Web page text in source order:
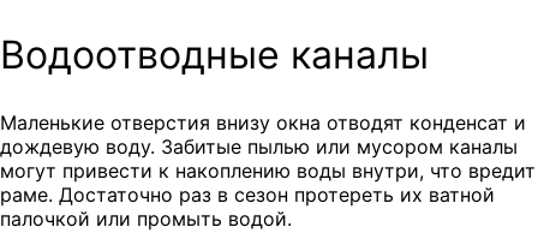
Водоотводные каналы
Маленькие отверстия внизу окна отводят конденсат и
дождевую воду. Забитые пылью или мусором каналы
могут привести к накоплению воды внутри, что вредит
раме. Достаточно раз в сезон протереть их ватной
палочкой или промыть водой.